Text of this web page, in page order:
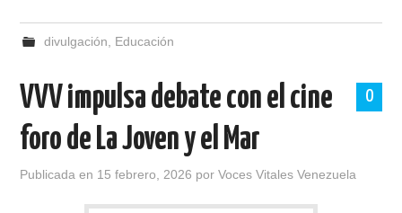
divulgación Educación
0
VVV impulsa debate con el cine
foro de La Joven y el Mar
Publicada en 15 febrero, 2026 porVoces Vitales Venezuela